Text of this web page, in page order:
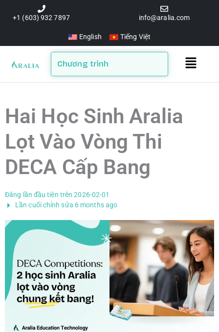
+1 (603) 932 7897 info@aralia.com
English Tiếng Việt
Chương trình
Main
Hai Học Sinh Aralia
Lọt Vào Vòng Thi
DECA Cấp Bang
Đăng lần đầu tiên trên 2026-02-01
Lần cuối chỉnh sửa 6 months ago